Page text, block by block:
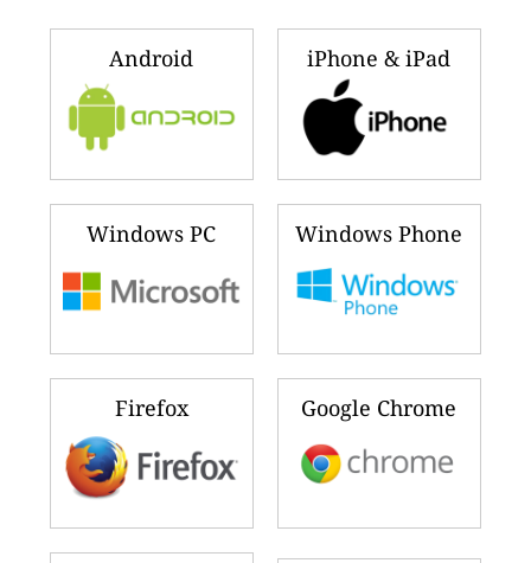
iPhone & iPad
Android
Windows Phone
Windows PC
Google Chrome
Firefox